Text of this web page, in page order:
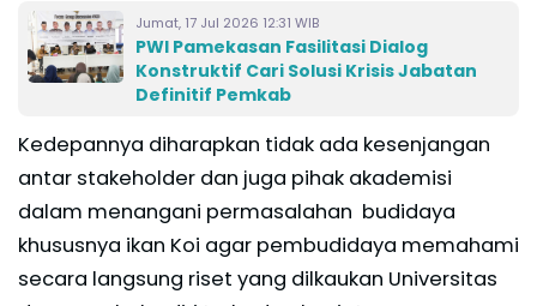
Jumat, 17 Jul 2026 12:31 WIB
PWI Pamekasan Fasilitasi Dialog
Konstruktif Cari Solusi Krisis Jabatan
Definitif Pemkab
Kedepannya diharapkan tidak ada kesenjangan
antar stakeholder dan juga pihak akademisi
dalam menangani permasalahan budidaya
khususnya ikan Koi agar pembudidaya memahami
secara langsung riset yang dilkaukan Universitas